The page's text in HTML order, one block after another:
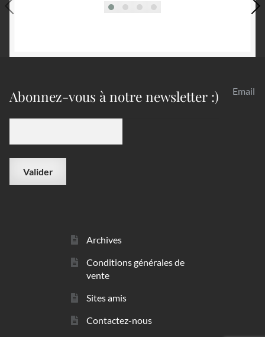
Abonnez-vous à notre newsletter :) Email
Archives
Conditions générales de
vente
Sites amis
Contactez-nous